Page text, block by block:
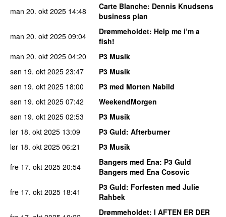
man 20. okt 2025 14:48 Carte Blanche: Dennis Knudsens
business plan
man 20. okt 2025 09:04 Drømmeholdet: Help me i’m a
fish!
man 20. okt 2025 04:20
P3 Musik
søn 19. okt 2025 23:47
P3 Musik
søn 19. okt 2025 18:00
P3 med Morten Nabild
søn 19. okt 2025 07:42
WeekendMorgen
søn 19. okt 2025 02:53
P3 Musik
lør 18. okt 2025 13:09 P3 Guld: Afterburner
lør 18. okt 2025 06:21
P3 Musik
fre 17. okt 2025 20:54 Bangers med Ena: P3 Guld
Bangers med Ena Cosovic
fre 17. okt 2025 18:41 P3 Guld: Forfesten med Julie
Rahbek
Drømmeholdet: I AFTEN ER DER